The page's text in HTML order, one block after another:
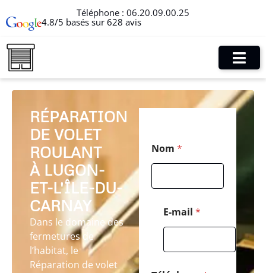
Téléphone : 06.20.09.00.25
4.8/5 basés sur 628 avis
RÉPARATION
DE VOLET
ROULANT
À LUGON-
ET-L'ÎLE-DU-
CARNAY
Dans le domaine des
fermetures de
l’habitat, le
Réparation de volet
Nom *
E-mail *